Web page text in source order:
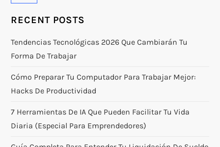
RECENT POSTS
Tendencias Tecnológicas 2026 Que Cambiarán Tu
Forma De Trabajar
Cómo Preparar Tu Computador Para Trabajar Mejor:
Hacks De Productividad
7 Herramientas De IA Que Pueden Facilitar Tu Vida
Diaria (especial Para Emprendedores)